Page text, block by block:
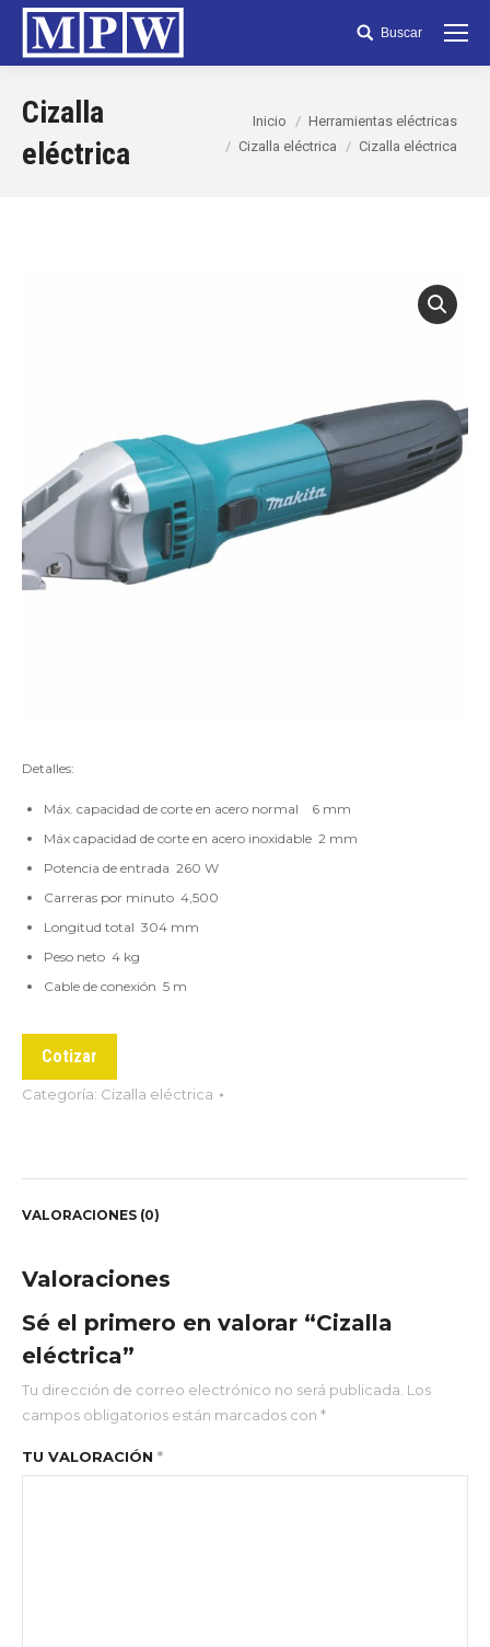
Search:Buscar
Cizalla
eléctrica
Inicio
Herramientas eléctricas
Cizalla eléctrica
Cizalla eléctrica
Detalles:
Máx. capacidad de corte en acero normal 6 mm
Máx capacidad de corte en acero inoxidable 2 mm
Potencia de entrada 260 W
Carreras por minuto 4,500
Longitud total 304 mm
Peso neto 4 kg
Cable de conexión 5 m
Cotizar
Categoría: Cizalla eléctrica
VALORACIONES (0)
Valoraciones
Sé el primero en valorar “Cizalla
eléctrica”
Tu dirección de correo electrónico no será publicada. Los
campos obligatorios están marcados con *
TU VALORACIÓN *